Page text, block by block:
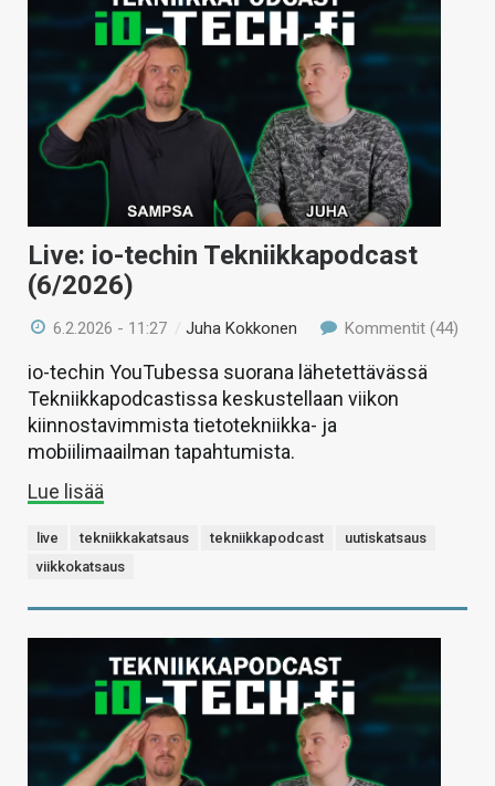
Live: io-techin Tekniikkapodcast
(6/2026)
6.2.2026 - 11:27 /Juha Kokkonen Kommentit (44)
io-techin YouTubessa suorana lähetettävässä
Tekniikkapodcastissa keskustellaan viikon
kiinnostavimmista tietotekniikka- ja
mobiilimaailman tapahtumista.
Lue lisää
live tekniikkakatsaus tekniikkapodcast
uutiskatsaus
viikkokatsaus